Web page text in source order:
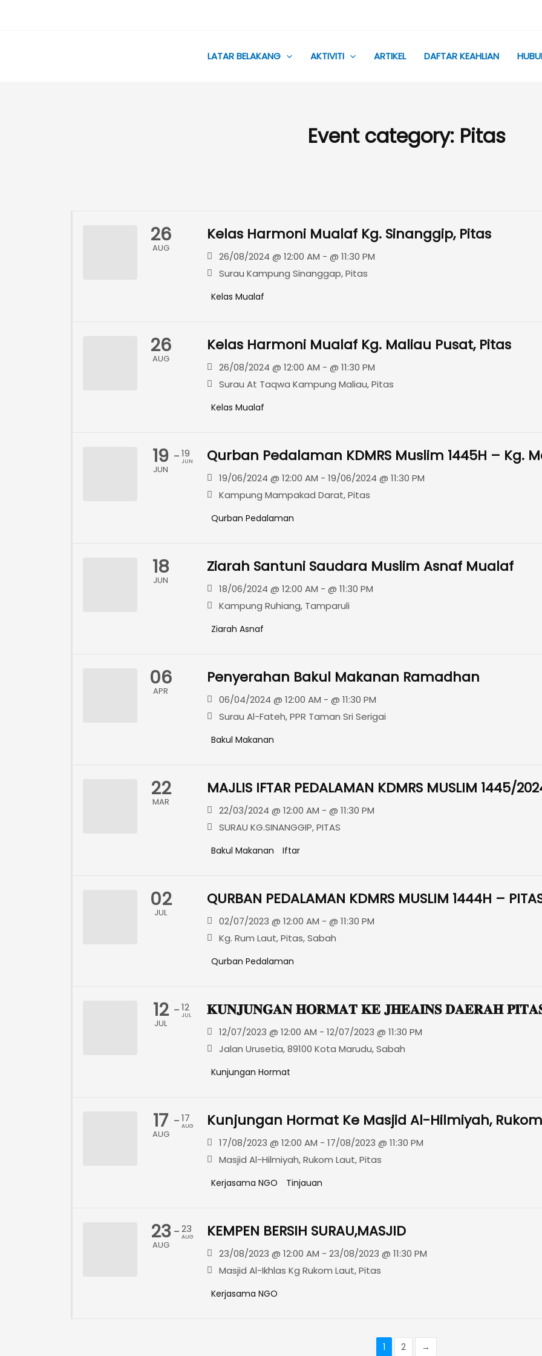
LATAR BELAKANG
AKTIVITI ARTIKEL DAFTAR KEAHLIAN
Event category: Pitas
26
AUG
Kelas Harmoni Mualaf Kg. Sinanggip, Pitas
26/08/2024 @ 12:00 AM - @ 11:30 PM
Surau Kampung Sinanggap, Pitas
Kelas Mualaf
26
AUG
Kelas Harmoni Mualaf Kg. Maliau Pusat, Pitas
26/08/2024 @ 12:00 AM - @ 11:30 PM
Surau At Taqwa Kampung Maliau, Pitas
Kelas Mualaf
19
JUN
-19
JUN Qurban Pedalaman KDMRS Muslim 1445H – Kg.
19/06/2024 @ 12:00 AM - 19/06/2024 @ 11:30 PM
Kampung Mampakad Darat, Pitas
Qurban Pedalaman
18
JUN
Ziarah Santuni Saudara Muslim Asnaf Mualaf
18/06/2024 @ 12:00 AM - @ 11:30 PM
Kampung Ruhiang, Tamparuli
Ziarah Asnaf
06
APR
Penyerahan Bakul Makanan Ramadhan
06/04/2024 @ 12:00 AM - @ 11:30 PM
Surau Al-Fateh, PPR Taman Sri Serigai
Bakul Makanan
22
MAR
MAJLIS IFTAR PEDALAMAN KDMRS MUSLIM 1445/
22/03/2024 @ 12:00 AM - @ 11:30 PM
SURAU KG.SINANGGIP, PITAS
Bakul Makanan Iftar
02
JUL
QURBAN PEDALAMAN KDMRS MUSLIM 1444H –
02/07/2023 @ 12:00 AM - @ 11:30 PM
Kg. Rum Laut, Pitas, Sabah
Qurban Pedalaman
12
JUL
-12
JUL 𝐊𝐔𝐍𝐉𝐔𝐍𝐆𝐀𝐍 𝐇𝐎𝐑𝐌𝐀𝐓 𝐊𝐄 𝐉𝐇𝐄𝐀𝐈𝐍𝐒 𝐃𝐀𝐄𝐑𝐀𝐇
12/07/2023 @ 12:00 AM - 12/07/2023 @ 11:30 PM
Jalan Urusetia, 89100 Kota Marudu, Sabah
Kunjungan Hormat
17
AUG
-17
AUG Kunjungan Hormat Ke Masjid Al-Hilmiyah,
17/08/2023 @ 12:00 AM - 17/08/2023 @ 11:30 PM
Masjid Al-Hilmiyah, Rukom Laut, Pitas
Kerjasama NGO Tinjauan
23
AUG
-23
AUG KEMPEN BERSIH SURAU,MASJID
23/08/2023 @ 12:00 AM - 23/08/2023 @ 11:30 PM
Masjid Al-Ikhlas Kg Rukom Laut, Pitas
Kerjasama NGO
1 2 →